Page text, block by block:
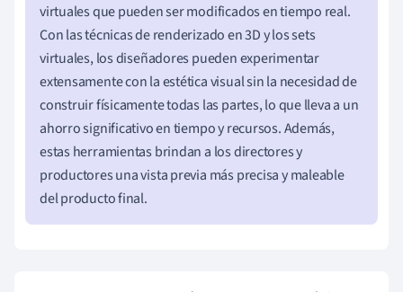
virtuales que pueden ser modificados en tiempo real.
Con las técnicas de renderizado en 3D y los sets
virtuales, los diseñadores pueden experimentar
extensamente con la estética visual sin la necesidad de
construir físicamente todas las partes, lo que lleva a un
ahorro significativo en tiempo y recursos. Además,
estas herramientas brindan a los directores y
productores una vista previa más precisa y maleable
del producto final.